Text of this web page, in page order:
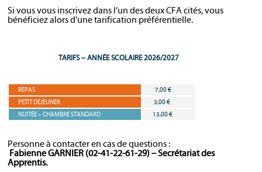
Si vous vous inscrivez dans l’un des deux CFA cités, vous
bénéficiez alors d’une tarification préférentielle.
TARIFS – ANNÉE SCOLAIRE 2026/2027
REPAS
7,00 €
PETIT DÉJEUNER
3,00 €
NUITÉE – CHAMBRE STANDARD
13,00 €
Personne à contacter en cas de questions :
Fabienne GARNIER (02-41-22-61-29) – Secrétariat des
Apprentis.